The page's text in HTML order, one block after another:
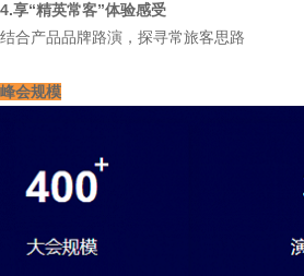
4.享“精英常客”体验感受
结合产品品牌路演，探寻常旅客思路
峰会规模